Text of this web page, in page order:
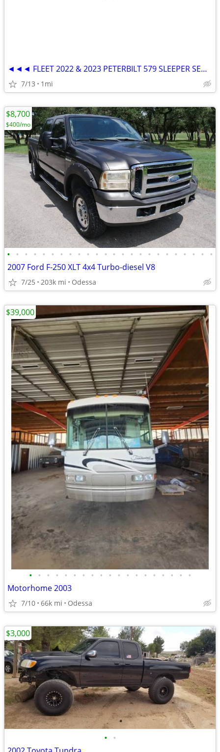
◄◄◄ FLEET 2022 & 2023 PETERBILT 579 SLEEPER SEMI TRUCKS ►►►
7/13 1mi
• • • • • • • • • • • • • • • • • • • • • • • •
2007 Ford F-250 XLT 4x4 Turbo-diesel V8
7/25 203k mi Odessa
$8,700
$400/mo
• • • • • • • • • • • • • • • • • • •
Motorhome 2003
7/10 66k mi Odessa
$39,000
• •
$3,000